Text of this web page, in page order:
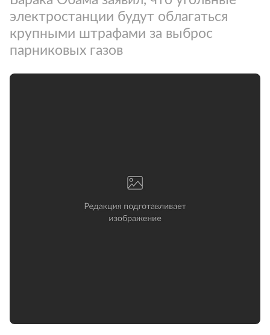
электростанции будут облагаться
крупными штрафами за выброс
парниковых газов